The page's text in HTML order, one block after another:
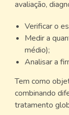
avaliação,
Verificar o
Medir a
médio);
Analisar a
Tem como
combinando
tratamento